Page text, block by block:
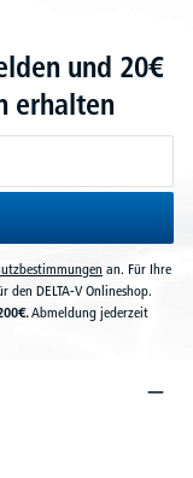
und 20€
erhalten
an. Für Ihre
DELTA-V Onlineshop.
Abmeldung jederzeit